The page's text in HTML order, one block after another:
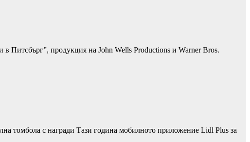
Питсбърг”, продукция на John Wells Productions и Warner Bros.
томбола с награди Тази година мобилното приложение Lidl Plus за